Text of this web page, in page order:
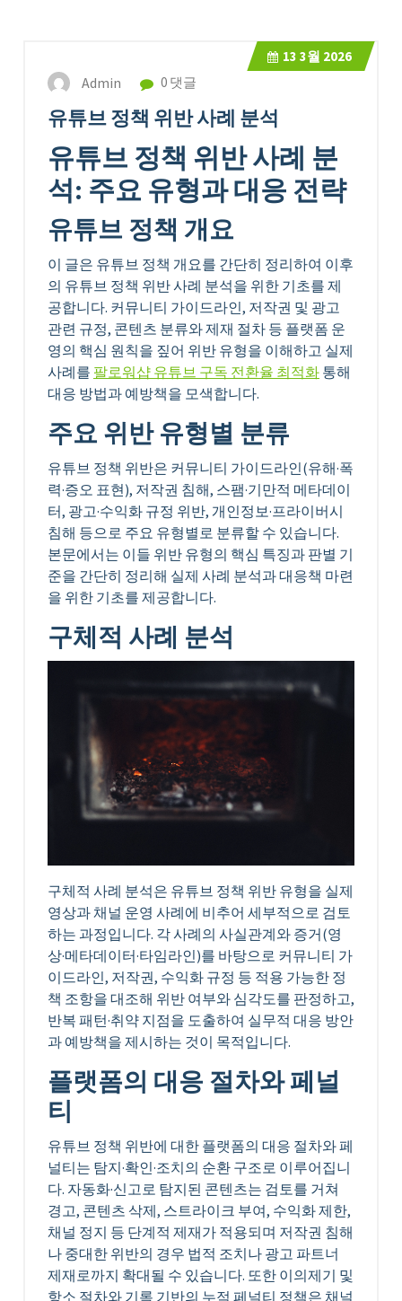
13 3월 2026
Admin 0 댓글
유튜브 정책 위반 사례 분석
유튜브 정책 위반 사례 분
석: 주요 유형과 대응 전략
유튜브 정책 개요
이 글은 유튜브 정책 개요를 간단히 정리하여 이후
의 유튜브 정책 위반 사례 분석을 위한 기초를 제
공합니다. 커뮤니티 가이드라인, 저작권 및 광고
관련 규정, 콘텐츠 분류와 제재 절차 등 플랫폼 운
영의 핵심 원칙을 짚어 위반 유형을 이해하고 실제
사례를 팔로워샵 유튜브 구독 전환율 최적화 통해
대응 방법과 예방책을 모색합니다.
주요 위반 유형별 분류
유튜브 정책 위반은 커뮤니티 가이드라인(유해·폭
력·증오 표현), 저작권 침해, 스팸·기만적 메타데이
터, 광고·수익화 규정 위반, 개인정보·프라이버시
침해 등으로 주요 유형별로 분류할 수 있습니다.
본문에서는 이들 위반 유형의 핵심 특징과 판별 기
준을 간단히 정리해 실제 사례 분석과 대응책 마련
을 위한 기초를 제공합니다.
구체적 사례 분석
구체적 사례 분석은 유튜브 정책 위반 유형을 실제
영상과 채널 운영 사례에 비추어 세부적으로 검토
하는 과정입니다. 각 사례의 사실관계와 증거(영
상·메타데이터·타임라인)를 바탕으로 커뮤니티 가
이드라인, 저작권, 수익화 규정 등 적용 가능한 정
책 조항을 대조해 위반 여부와 심각도를 판정하고,
반복 패턴·취약 지점을 도출하여 실무적 대응 방안
과 예방책을 제시하는 것이 목적입니다.
플랫폼의 대응 절차와 페널
티
유튜브 정책 위반에 대한 플랫폼의 대응 절차와 페
널티는 탐지·확인·조치의 순환 구조로 이루어집니
다. 자동화·신고로 탐지된 콘텐츠는 검토를 거쳐
경고, 콘텐츠 삭제, 스트라이크 부여, 수익화 제한,
채널 정지 등 단계적 제재가 적용되며 저작권 침해
나 중대한 위반의 경우 법적 조치나 광고 파트너
제재로까지 확대될 수 있습니다. 또한 이의제기 및
항소 절차와 기록 기반의 누적 페널티 정책은 채널